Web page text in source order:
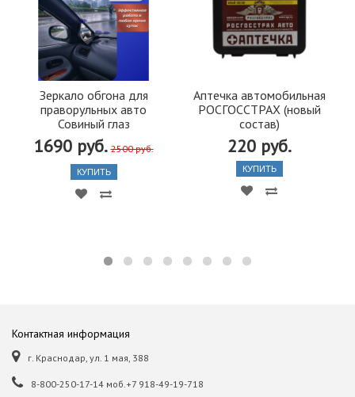
Зеркало обгона для
праворульных авто
Совиный глаз
1690 руб. 2500 руб.
КУПИТЬ
Аптечка автомобильная
РОСГОССТРАХ (новый
состав)
220 руб.
КУПИТЬ
Контактная информация
г. Краснодар, ул. 1 мая, 388
8-800-250-17-14 моб.+7 918-49-19-718